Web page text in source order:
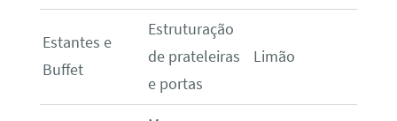
Estantes e
Buffet
Estruturação
de prateleiras
e portas
Limão